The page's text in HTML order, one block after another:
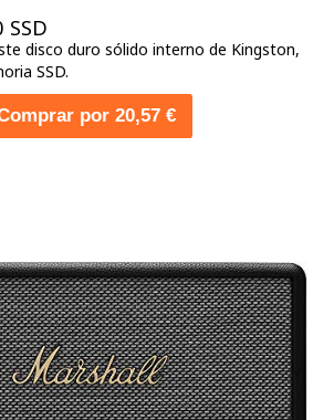
disco duro sólido interno de Kingston,
SSD.
por 20,57 €